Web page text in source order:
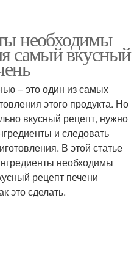
необходимы
самый вкусный
– это один из самых
этого продукта. Но
вкусный рецепт, нужно
и следовать
В этой статье
необходимы
рецепт печени
это сделать.